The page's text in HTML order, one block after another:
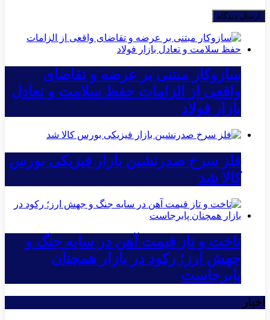
سازوکار مبتنی بر عرضه و تقاضای
واقعی از الزامات حفظ سلامت و تعادل
بازار فولاد
فلز سرخ صدرنشین بازار فیزیکی بورس
کالا شد
تاخت و تاز قیمت آهن در سایه جنگ و
جهش ارز؛ رکود در بازار همچنان
پابرجاست
اخبار